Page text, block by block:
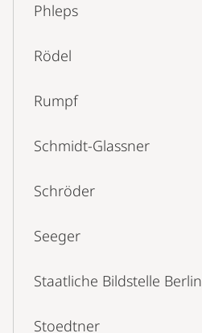
Phleps
Rödel
Rumpf
Schmidt-Glassner
Schröder
Seeger
Staatliche Bildstelle Berlin
Stoedtner